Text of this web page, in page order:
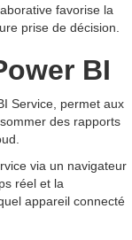
favorise la
prise de décision.
BI
Service, permet aux
des rapports
via un navigateur
réel et la
appareil connecté